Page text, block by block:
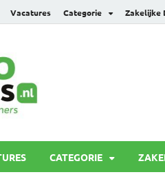
Vacatures Categorie Zakelijke
CATEGORIE